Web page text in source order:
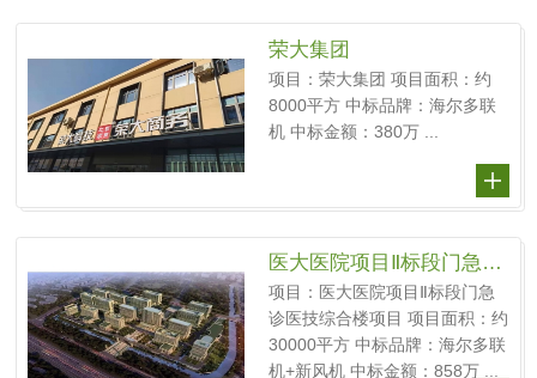
荣大集团
项目：荣大集团 项目面积：约
8000平方 中标品牌：海尔多联
机 中标金额：380万 ...
医大医院项目Ⅱ标段门急诊医技综合楼项目
项目：医大医院项目Ⅱ标段门急
诊医技综合楼项目 项目面积：约
30000平方 中标品牌：海尔多联
机+新风机 中标金额：858万 ...